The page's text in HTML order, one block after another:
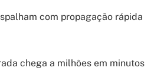
com propagação rápida
chega a milhões em minutos